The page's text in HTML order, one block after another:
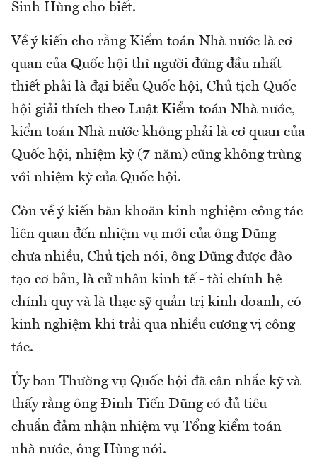
Sinh Hùng cho biết.
Về ý kiến cho rằng Kiểm toán Nhà nước là cơ
quan của Quốc hội thì người đứng đầu nhất
thiết phải là đại biểu Quốc hội, Chủ tịch Quốc
hội giải thích theo Luật Kiểm toán Nhà nước,
kiểm toán Nhà nước không phải là cơ quan của
Quốc hội, nhiệm kỳ (7 năm) cũng không trùng
với nhiệm kỳ của Quốc hội.
Còn về ý kiến băn khoăn kinh nghiệm công tác
liên quan đến nhiệm vụ mới của ông Dũng
chưa nhiều, Chủ tịch nói, ông Dũng được đào
tạo cơ bản, là cử nhân kinh tế - tài chính hệ
chính quy và là thạc sỹ quản trị kinh doanh, có
kinh nghiệm khi trải qua nhiều cương vị công
tác.
Ủy ban Thường vụ Quốc hội đã cân nhắc kỹ và
thấy rằng ông Đinh Tiến Dũng có đủ tiêu
chuẩn đảm nhận nhiệm vụ Tổng kiểm toán
nhà nước, ông Hùng nói.